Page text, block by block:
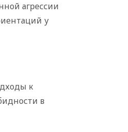
агрессии
у
к
в